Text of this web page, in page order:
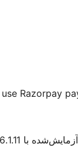
Razorpay
آزمایش‌شده با 6.1.11